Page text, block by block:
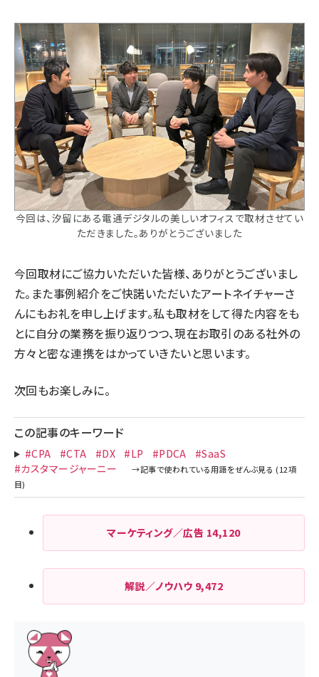
今回は、汐留にある電通デジタルの美しいオフィスで取材させてい
ただきました。ありがとうございました
今回取材にご協力いただいた皆様、ありがとうございまし
た。また事例紹介をご快諾いただいたアートネイチャーさ
んにもお礼を申し上げます。私も取材をして得た内容をも
とに自分の業務を振り返りつつ、現在お取引のある社外の
方々と密な連携をはかっていきたいと思います。
次回もお楽しみに。
この記事のキーワード
#CPA #CTA #DX #LP #PDCA
#SaaS
#カスタマージャーニー
マーケティング／広告 14,120
解説／ノウハウ 9,472